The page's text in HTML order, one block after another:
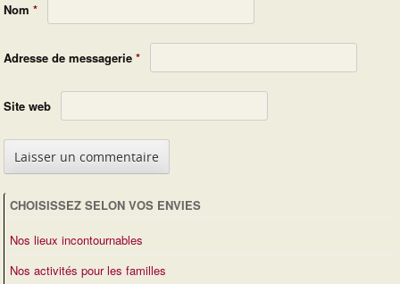
Nom *
Adresse de messagerie *
Site web
CHOISISSEZ SELON VOS ENVIES
Nos lieux incontournables
Nos activités pour les familles